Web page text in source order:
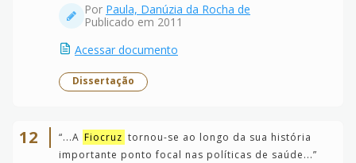
Por Paula, Danúzia da Rocha de
Publicado em 2011
Acessar documento
Dissertação
12 “...A Fiocruz tornou-se ao longo da sua história
importante ponto focal nas políticas de saúde...”